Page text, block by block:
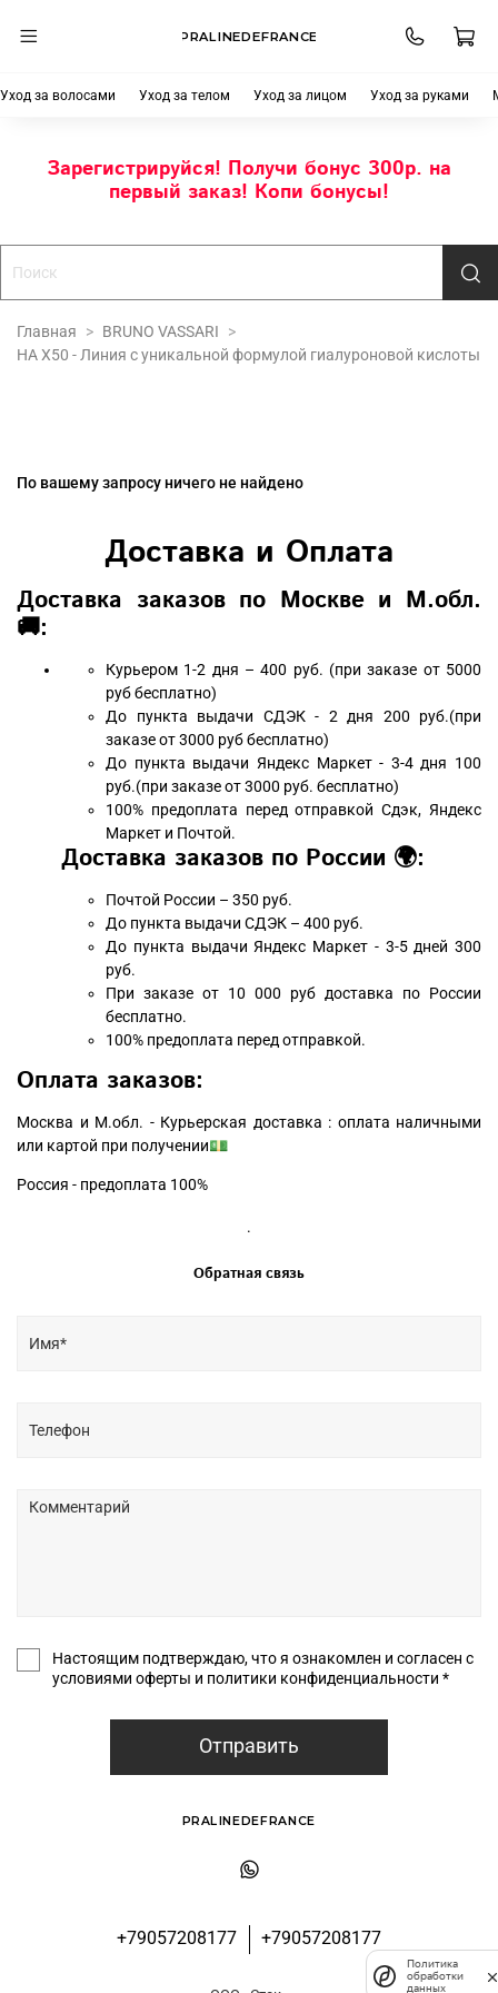
PRALINEDEFRANCE
Уход за волосами Уход за телом Уход за лицом Уход за руками
Зарегистрируйся! Получи бонус 300р. на
первый заказ! Копи бонусы!
Главная
BRUNO VASSARI
HA X50 - Линия с уникальной формулой гиалуроновой кислоты
По вашему запросу ничего не найдено
Доставка и Оплата
Доставка заказов по Москве и М.обл.
🚚:
Курьером 1-2 дня – 400 руб. (при заказе от 5000
руб бесплатно)
До пункта выдачи СДЭК - 2 дня 200 руб.(при
заказе от 3000 руб бесплатно)
До пункта выдачи Яндекс Маркет - 3-4 дня 100
руб.(при заказе от 3000 руб. бесплатно)
100% предоплата перед отправкой Сдэк, Яндекс
Маркет и Почтой.
Доставка заказов по России 🌍:
Почтой России – 350 руб.
До пункта выдачи СДЭК – 400 руб.
До пункта выдачи Яндекс Маркет - 3-5 дней 300
руб.
При заказе от 10 000 руб доставка по России
бесплатно.
100% предоплата перед отправкой.
Оплата заказов:
Москва и М.обл. - Курьерская доставка : оплата наличными
или картой при получении💵
Россия - предоплата 100%
.
Обратная связь
Настоящим подтверждаю, что я ознакомлен и согласен с
условиями оферты и политики конфиденциальности *
Отправить
+79057208177 +79057208177
PRALINEDEFRANCE
Политика
обработки
данных